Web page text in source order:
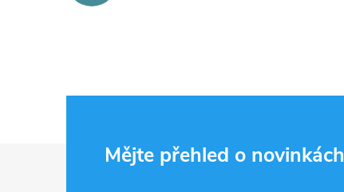
Mějte přehled o novinkách